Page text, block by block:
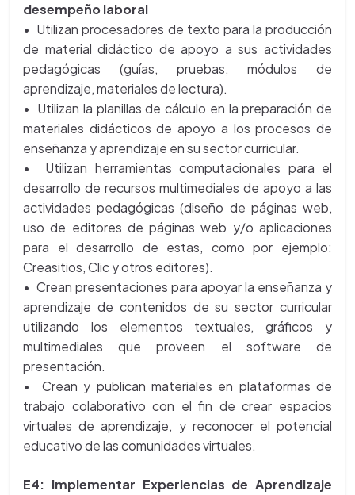
desempeño laboral
• Utilizan procesadores de texto para la producción
de material didáctico de apoyo a sus actividades
pedagógicas (guías, pruebas, módulos de
aprendizaje, materiales de lectura).
• Utilizan la planillas de cálculo en la preparación de
materiales didácticos de apoyo a los procesos de
enseñanza y aprendizaje en su sector curricular.
• Utilizan herramientas computacionales para el
desarrollo de recursos multimediales de apoyo a las
actividades pedagógicas (diseño de páginas web,
uso de editores de páginas web y/o aplicaciones
para el desarrollo de estas, como por ejemplo:
Creasitios, Clic y otros editores).
• Crean presentaciones para apoyar la enseñanza y
aprendizaje de contenidos de su sector curricular
utilizando los elementos textuales, gráficos y
multimediales que proveen el software de
presentación.
• Crean y publican materiales en plataformas de
trabajo colaborativo con el fin de crear espacios
virtuales de aprendizaje, y reconocer el potencial
educativo de las comunidades virtuales.
E4: Implementar Experiencias de Aprendizaje